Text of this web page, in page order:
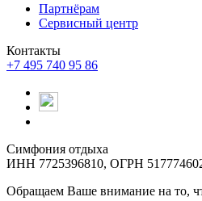
Партнёрам
Сервисный центр
Контакты
+7 495 740 95 86
Симфония отдыха
ИНН 7725396810, ОГРН
Обращаем Ваше внимание на то,